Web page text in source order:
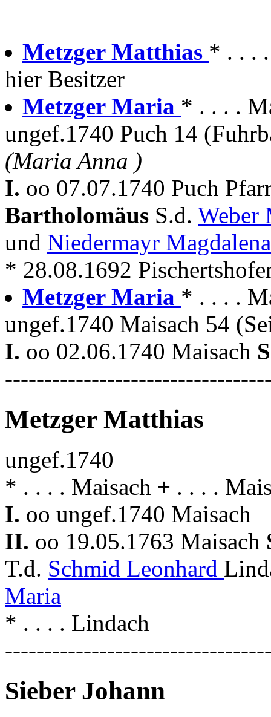
Metzger Matthias * . . .
hier Besitzer
Metzger Maria * . . . .
ungef.1740 Puch 14
(Maria Anna )
I. oo 07.07.1740 Puch
Bartholomäus S.d. Weber
und Niedermayr Magdalena
* 28.08.1692
Metzger Maria * . . . .
ungef.1740 Maisach 54
I. oo 02.06.1740 Maisach
Metzger Matthias
ungef.1740
* . . . . Maisach + . . . .
I. oo ungef.1740 Maisach
II. oo 19.05.1763 Maisach
T.d. Schmid Leonhard
Maria
* . . . . Lindach
Sieber Johann